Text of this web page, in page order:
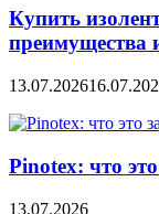
Купить
преимущества
13.07.2026
Pinotex: что
13.07.2026